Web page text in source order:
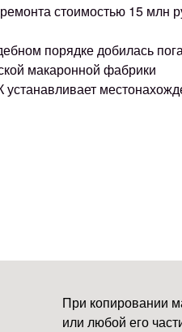
стоимостью 15 млн
порядке добилась
макаронной фабрики
При копировании
или любой его